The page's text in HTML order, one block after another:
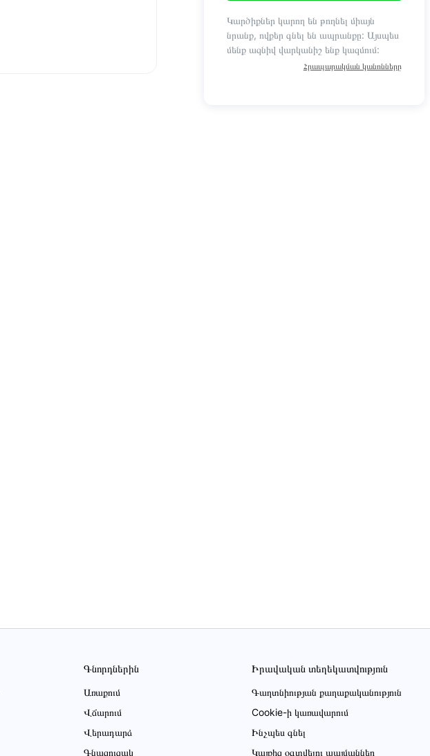
Կարծիքներ կարող են թողնել միայն
նրանք, ովքեր գնել են ապրանքը: Այսպես
մենք ազնիվ վարկանիշ ենք կազմում:
Հրապարակման կանոնները
Գնորդներին
Առաքում
Վճարում
Վերադարձ
Գնացուցակ
Իրավական տեղեկատվություն
Գաղտնիության քաղաքականություն
Cookie-ի կառավարում
Ինչպես գնել
Կայքից օգտվելու պայմաններ